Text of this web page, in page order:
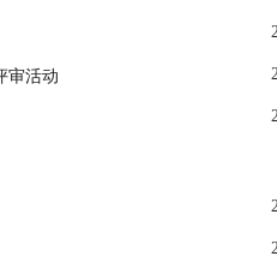
审活动